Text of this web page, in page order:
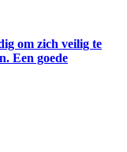
om zich veilig te
Een goede